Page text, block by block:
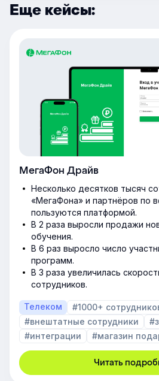
Еще кейсы:
МегаФон Драйв
Несколько десятков тысяч
«МегаФона» и партнёров по
пользуются платформой.
В 2 раза выросли продажи
обучения.
В 6 раз выросло число
программ.
В 3 раза увеличилась
сотрудников.
Телеком
#1000+
#внештатные сотрудники
#интеграции
#магазин
Читать